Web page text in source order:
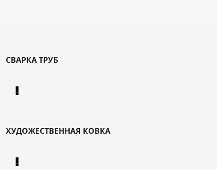
СВАРКА ТРУБ
ХУДОЖЕСТВЕННАЯ КОВКА